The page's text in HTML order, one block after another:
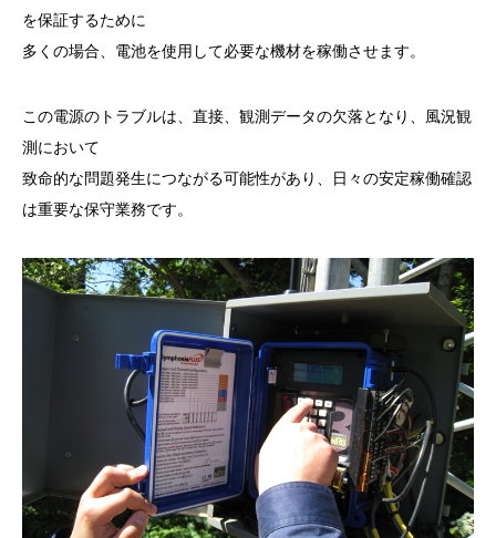
を保証するために
多くの場合、電池を使用して必要な機材を稼働させます。
この電源のトラブルは、直接、観測データの欠落となり、風況観
測において
致命的な問題発生につながる可能性があり、日々の安定稼働確認
は重要な保守業務です。